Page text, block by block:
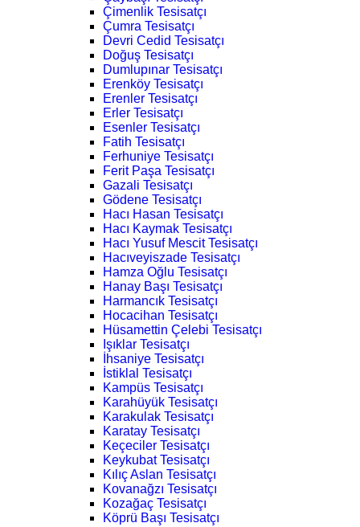
Çimenlik Tesisatçı
Çumra Tesisatçı
Devri Cedid Tesisatçı
Doğuş Tesisatçı
Dumlupınar Tesisatçı
Erenköy Tesisatçı
Erenler Tesisatçı
Erler Tesisatçı
Esenler Tesisatçı
Fatih Tesisatçı
Ferhuniye Tesisatçı
Ferit Paşa Tesisatçı
Gazali Tesisatçı
Gödene Tesisatçı
Hacı Hasan Tesisatçı
Hacı Kaymak Tesisatçı
Hacı Yusuf Mescit Tesisatçı
Hacıveyiszade Tesisatçı
Hamza Oğlu Tesisatçı
Hanay Başı Tesisatçı
Harmancık Tesisatçı
Hocacihan Tesisatçı
Hüsamettin Çelebi Tesisatçı
Işıklar Tesisatçı
İhsaniye Tesisatçı
İstiklal Tesisatçı
Kampüs Tesisatçı
Karahüyük Tesisatçı
Karakulak Tesisatçı
Karatay Tesisatçı
Keçeciler Tesisatçı
Keykubat Tesisatçı
Kılıç Aslan Tesisatçı
Kovanağzı Tesisatçı
Kozağaç Tesisatçı
Köprü Başı Tesisatçı